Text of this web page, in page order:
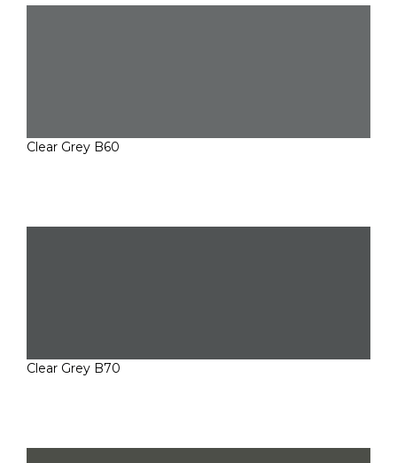
Clear Grey B60
Clear Grey B70